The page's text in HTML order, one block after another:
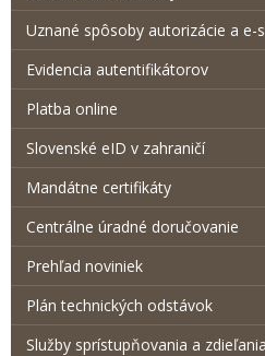
Uznané spôsoby autorizácie a e-
Evidencia autentifikátorov
Platba online
Slovenské eID v zahraničí
Mandátne certifikáty
Centrálne úradné doručovanie
Prehľad noviniek
Plán technických odstávok
Služby sprístupňovania a